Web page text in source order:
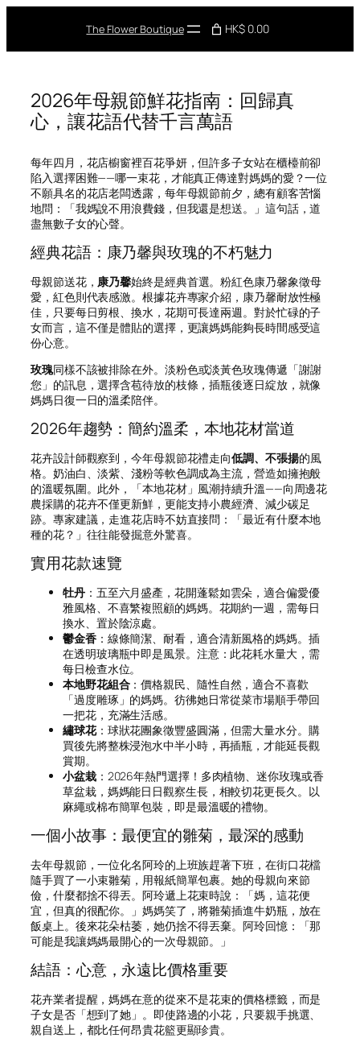
The Flower Boutique HK$ 0.00
2026年母親節鮮花指南：回歸真
心，讓花語代替千言萬語
每年四月，花店櫥窗裡百花爭妍，但許多子女站在櫃檯前卻
陷入選擇困難——哪一束花，才能真正傳達對媽媽的愛？一位
不願具名的花店老闆透露，每年母親節前夕，總有顧客苦惱
地問：「我媽說不用浪費錢，但我還是想送。」這句話，道
盡無數子女的心聲。
經典花語：康乃馨與玫瑰的不朽魅力
母親節送花， 康乃馨始終是經典首選。粉紅色康乃馨象徵母
愛，紅色則代表感激。根據花卉專家介紹，康乃馨耐放性極
佳，只要每日剪根、換水，花期可長達兩週。對於忙碌的子
女而言，這不僅是體貼的選擇，更讓媽媽能夠長時間感受這
份心意。
玫瑰同樣不該被排除在外。淡粉色或淡黃色玫瑰傳遞「謝謝
您」的訊息，選擇含苞待放的枝條，插瓶後逐日綻放，就像
媽媽日復一日的溫柔陪伴。
2026年趨勢：簡約溫柔，本地花材當道
花卉設計師觀察到，今年母親節花禮走向低調、不張揚的風
格。奶油白、淡紫、淺粉等軟色調成為主流，營造如擁抱般
的溫暖氛圍。此外，「本地花材」風潮持續升溫——向周邊花
農採購的花卉不僅更新鮮，更能支持小農經濟、減少碳足
跡。專家建議，走進花店時不妨直接問：「最近有什麼本地
種的花？」往往能發掘意外驚喜。
實用花款速覽
牡丹：五至六月盛產，花開蓬鬆如雲朵，適合偏愛優
雅風格、不喜繁複照顧的媽媽。花期約一週，需每日
換水、置於陰涼處。
鬱金香：線條簡潔、耐看，適合清新風格的媽媽。插
在透明玻璃瓶中即是風景。注意：此花耗水量大，需
每日檢查水位。
本地野花組合：價格親民、隨性自然，適合不喜歡
「過度雕琢」的媽媽。彷彿她日常從菜市場順手帶回
一把花，充滿生活感。
繡球花：球狀花團象徵豐盛圓滿，但需大量水分。購
買後先將整株浸泡水中半小時，再插瓶，才能延長觀
賞期。
小盆栽：2026年熱門選擇！多肉植物、迷你玫瑰或香
草盆栽，媽媽能日日觀察生長，相較切花更長久。以
麻繩或棉布簡單包裝，即是最溫暖的禮物。
一個小故事：最便宜的雛菊，最深的感動
去年母親節，一位化名阿玲的上班族趕著下班，在街口花檔
隨手買了一小束雛菊，用報紙簡單包裹。她的母親向來節
儉，什麼都捨不得丟。阿玲遞上花束時說：「媽，這花便
宜，但真的很配你。」媽媽笑了，將雛菊插進牛奶瓶，放在
飯桌上。後來花朵枯萎，她仍捨不得丟棄。阿玲回憶：「那
可能是我讓媽媽最開心的一次母親節。」
結語：心意，永遠比價格重要
花卉業者提醒，媽媽在意的從來不是花束的價格標籤，而是
子女是否「想到了她」。即使路邊的小花，只要親手挑選、
親自送上，都比任何昂貴花籃更顯珍貴。